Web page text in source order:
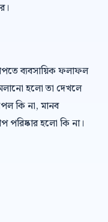
ব্যবসায়িক ফলাফল
হলো তা দেখলে
কি না, মানব
হলো কি না।